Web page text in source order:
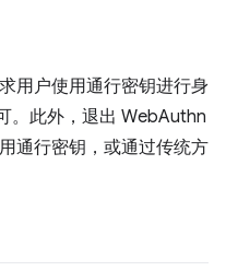
用户使用通行密钥进行身
。此外，退出 WebAuthn
通行密钥，或通过传统方